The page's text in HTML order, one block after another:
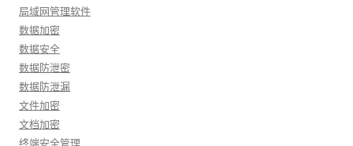
局域网管理软件
数据加密
数据安全
数据防泄密
数据防泄漏
文件加密
文档加密
终端安全管理